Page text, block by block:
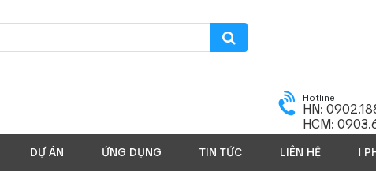
Hotline
HN:
HCM:
DỰ ÁN ỨNG DỤNG TIN TỨC LIÊN HỆ
SẢN PHẨM